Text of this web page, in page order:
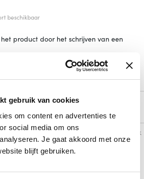
gebruik van cookies
om content en advertenties te
social media om ons
Je gaat akkoord met onze
blijft gebruiken.
beschikbaar
product door het schrijven van een
Vergelijk